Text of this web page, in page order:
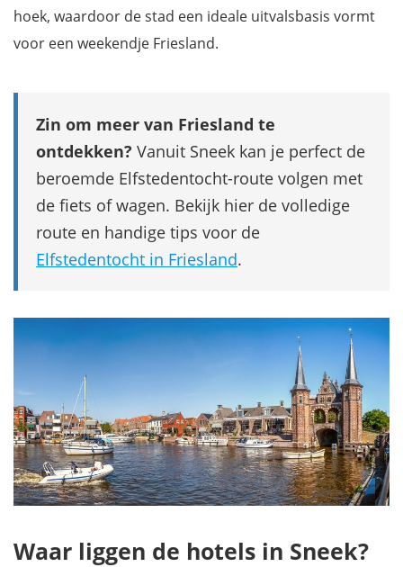
hoek, waardoor de stad een ideale uitvalsbasis vormt
voor een weekendje Friesland.
Zin om meer van Friesland te
ontdekken? Vanuit Sneek kan je perfect de
beroemde Elfstedentocht-route volgen met
de fiets of wagen. Bekijk hier de volledige
route en handige tips voor de
Elfstedentocht in Friesland.
Waar liggen de hotels in Sneek?